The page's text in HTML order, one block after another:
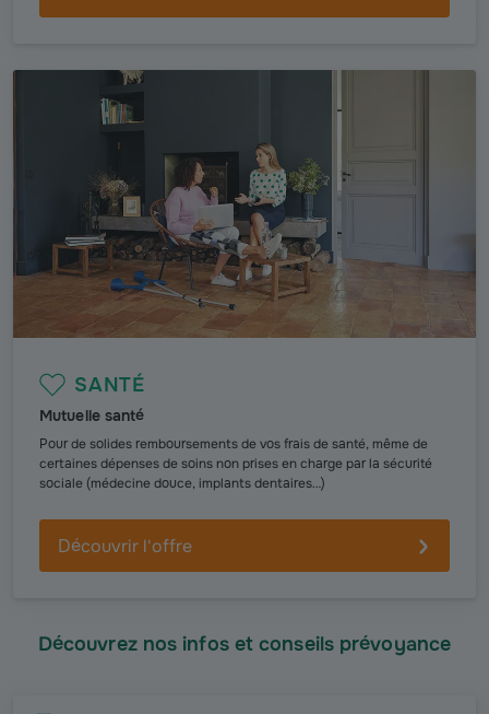
SANTÉ
Mutuelle santé
Pour de solides remboursements de vos frais de santé, même de
certaines dépenses de soins non prises en charge par la sécurité
sociale (médecine douce, implants dentaires…)
Découvrir l'offre
Découvrez nos infos et conseils prévoyance